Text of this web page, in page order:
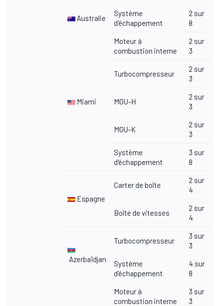
Australie
Système
d'échappement
2 sur
8
Miami
Moteur à
combustion interne
2 sur
3
Turbocompresseur
2 sur
3
MGU-H
2 sur
3
MGU-K
2 sur
3
Système
d'échappement
3 sur
8
Espagne
Carter de boîte
2 sur
4
Boîte de vitesses
2 sur
4
Azerbaïdjan
Turbocompresseur
3 sur
3
Système
d'échappement
4 sur
8
Moteur à
combustion interne
3 sur
3